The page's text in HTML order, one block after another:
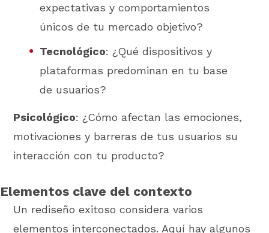
expectativas y comportamientos
únicos de tu mercado objetivo?
Tecnológico: ¿Qué dispositivos y
plataformas predominan en tu base
de usuarios?
Psicológico: ¿Cómo afectan las emociones,
motivaciones y barreras de tus usuarios su
interacción con tu producto?
Elementos clave del contexto
Un rediseño exitoso considera varios
elementos interconectados. Aquí hay algunos